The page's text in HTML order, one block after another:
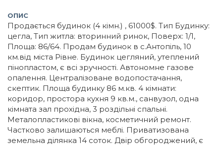
ОПИС
Продається будинок (4 кімн.) , 61000$. Тип Будинку:
цегла, Тип житла: вторинний ринок, Поверх: 1/1,
Площа: 86/64. Продам будинок в с.Антопіль, 10
км.від міста Рівне. Будинок цегляний, утеплений
пінопластом, є всі зручності. Автономне газове
опалення. Централізоване водопостачання,
скептик. Площа будинку 86 м.кв. 4 кімнати:
коридор, простора кухня 9 кв.м., санвузол, одна
кімната зал прохідна, 3 роздільні спальні.
Металопластикові вікна, косметичний ремонт.
Частково залишаються меблі. Приватизована
земельна ділянка 14 соток. Двір обгороджений, є